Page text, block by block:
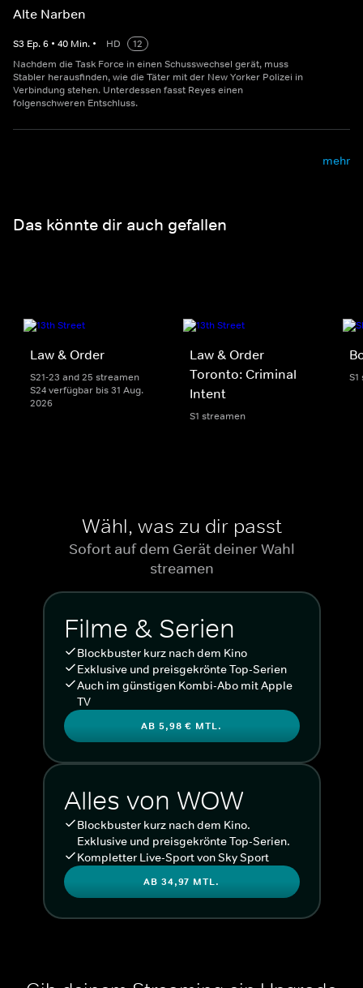
Alte Narben
S3 Ep.6 • 40 Min. • HD
12
Nachdem die Task Force in einen Schusswechsel gerät, muss
Stabler herausfinden, wie die Täter mit der New Yorker Polizei in
Verbindung stehen. Unterdessen fasst Reyes einen
folgenschweren Entschluss.
mehr
Das könnte dir auch gefallen
Law & Order
S21-23 and 25 streamen
S24 verfügbar bis 31 Aug.
2026
Law & Order
Toronto: Criminal
Intent
S1 streamen
Wähl, was zu dir passt
Sofort auf dem Gerät deiner Wahl
streamen
Filme & Serien
Blockbuster kurz nach dem Kino
Exklusive und preisgekrönte Top-Serien
Auch im günstigen Kombi-Abo mit Apple
TV
AB 5,98 € MTL.
Alles von WOW
Blockbuster kurz nach dem Kino.
Exklusive und preisgekrönte Top-Serien.
Kompletter Live-Sport von Sky Sport
AB 34,97 MTL.